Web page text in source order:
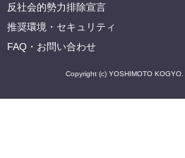
反社会的勢力排除宣言
推奨環境・セキュリティ
FAQ・お問い合わせ
Copyright (c) YOSHIMOTO KOGYO.